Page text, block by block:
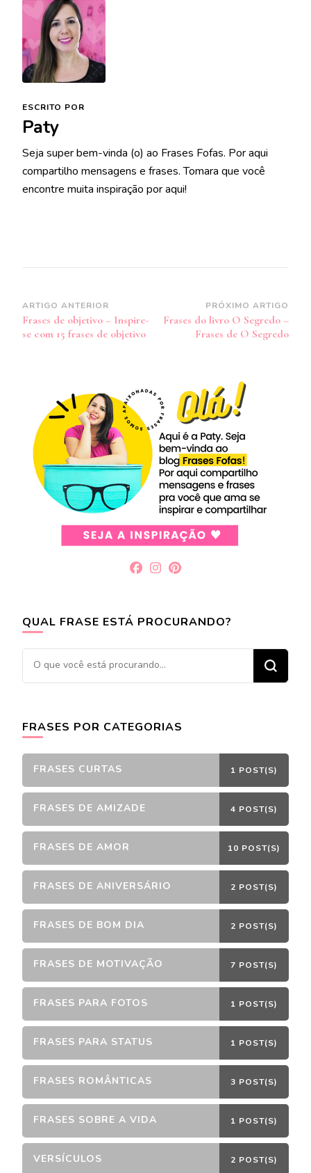
ESCRITO POR
Paty
Seja super bem-vinda (o) ao Frases Fofas. Por aqui
compartilho mensagens e frases. Tomara que você
encontre muita inspiração por aqui!
Navegação
de
ARTIGO ANTERIOR
Frases de objetivo – Inspire-
se com 15 frases de objetivo
PRÓXIMO ARTIGO
Frases do livro O Segredo –
Frases de O Segredo
QUAL FRASE ESTÁ PROCURANDO?
Procurando
algo?
FRASES POR CATEGORIAS
FRASES CURTAS 1 POST(S)
FRASES DE AMIZADE 4 POST(S)
FRASES DE AMOR 10 POST(S)
FRASES DE ANIVERSÁRIO 2 POST(S)
FRASES DE BOM DIA 2 POST(S)
FRASES DE MOTIVAÇÃO 7 POST(S)
FRASES PARA FOTOS 1 POST(S)
FRASES PARA STATUS 1 POST(S)
FRASES ROMÂNTICAS 3 POST(S)
FRASES SOBRE A VIDA 1 POST(S)
VERSÍCULOS 2 POST(S)